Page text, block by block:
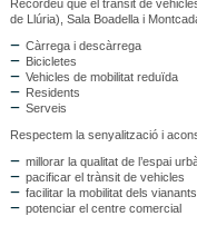
Recordeu que el trànsit de
de Llúria), Sala Boadella i
Càrrega i descàrrega
Bicicletes
Vehicles de mobilitat reduïda
Residents
Serveis
Respectem la senyalització i
millorar la qualitat de l’espai
pacificar el trànsit de vehicles
facilitar la mobilitat dels vianants
potenciar el centre comercial